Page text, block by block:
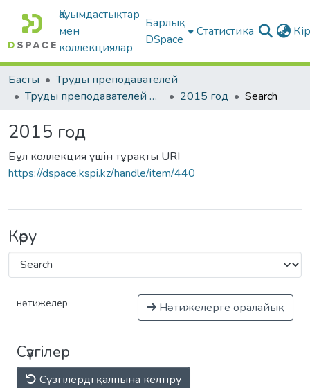
Қауымдастықтар
мен
коллекциялар
Барлық
DSpace
Статистика
Басты
Труды преподавателей
Труды преподавателей на иностранных языках
2015 год Search
2015 год
Бұл коллекция үшін тұрақты URI
https://dspace.kspi.kz/handle/item/440
Көру
нәтижелер Нәтижелерге оралайық
Сүзгілер
Сүзгілерді қалпына келтіру